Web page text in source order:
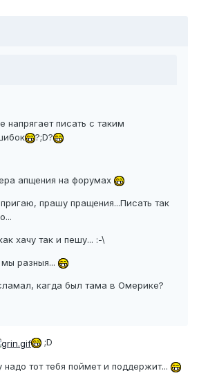
напрягает писать с таким
?;D?
апщения на форумах
прашу пращения...Писать так
хачу так и пешу... :-\
разныя...
кагда был тама в Омерике?
;D
тот тебя поймет и поддержит...